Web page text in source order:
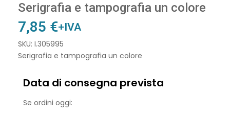
Serigrafia e tampografia un colore
7,85 €+IVA
SKU: I.305995
Serigrafia e tampografia un colore
Data di consegna prevista
Se ordini oggi: